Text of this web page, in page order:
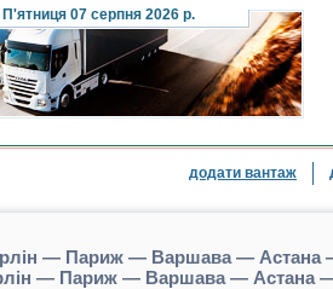
П'ятниця07 серпня 2026 р.
додати вантаж
— Париж — Варшава —
— Париж — Варшава —